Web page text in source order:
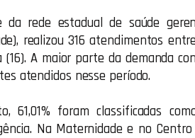
da rede estadual de saúde
realizou 316 atendimentos
A maior parte da demanda
atendidos nesse período.
foram classificadas
Na Maternidade e no Centro